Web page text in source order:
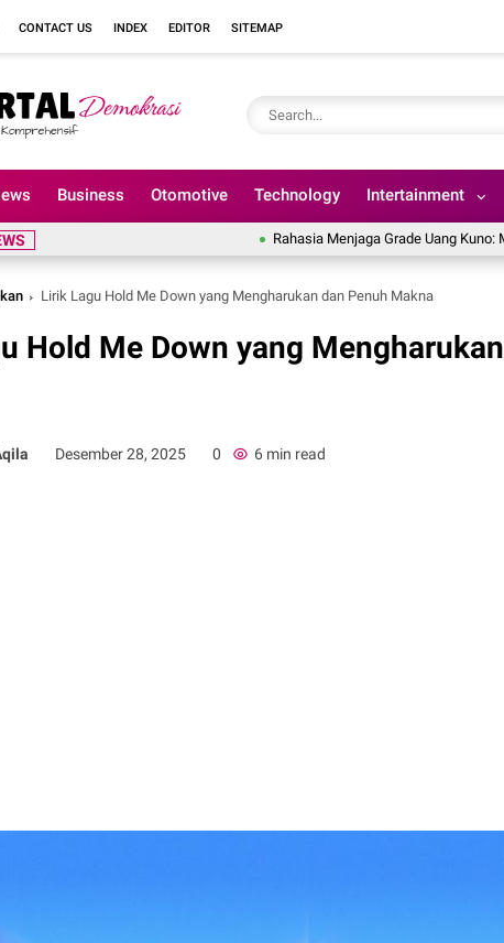
CONTACT US INDEX EDITOR SITEMAP
Business Otomotive Technology Intertainment
Rahasia Menjaga Grade Uang Kuno:
Lirik Lagu Hold Me Down yang Mengharukan dan Penuh Makna
Hold Me Down yang
Desember 28, 2025 0 6 min read